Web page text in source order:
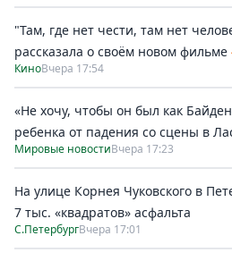
"Там, где нет чести, там нет
рассказала о своём новом фильме
КиноВчера 17:54
«Не хочу, чтобы он был как
ребенка от падения со сцены в
Мировые новостиВчера 17:23
На улице Корнея Чуковского в
7 тыс. «квадратов» асфальта
С.ПетербургВчера 17:01